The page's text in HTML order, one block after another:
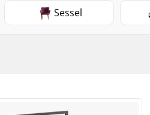
Sessel